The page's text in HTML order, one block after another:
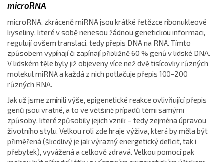
microRNA
microRNA, zkráceně miRNA jsou krátké řetězce ribonukleové
kyseliny, které v sobě nenesou žádnou genetickou informaci,
regulují ovšem translaci, tedy přepis DNA na RNA. Tímto
způsobem vypínají či zapínají přibližně 60 % genů v lidské DNA.
V lidském těle byly již objeveny více než dvě tisícovky různých
molekul miRNA a každá z nich potlačuje přepis 100-200
různých RNA.
Jak už jsme zmínili výše, epigenetické reakce ovlivňující přepis
genů jsou vratné, a to ve většině případů těmi samými
způsoby, které způsobily jejich vznik – tedy zejména úpravou
životního stylu. Velkou roli zde hraje výživa, která by měla být
přiměřená (škodlivý je jak výrazný energetický deficit, tak i
přebytek), vyvážená a celkově zdravá. Velkou pomocí pak